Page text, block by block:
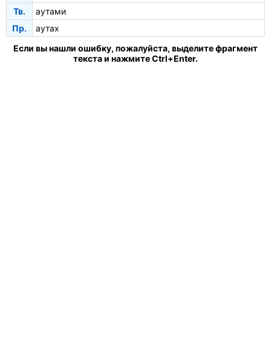
Тв.
аутами
Пр.
аутах
Если вы нашли ошибку, пожалуйста, выделите фрагмент
текста и нажмите Ctrl+Enter.